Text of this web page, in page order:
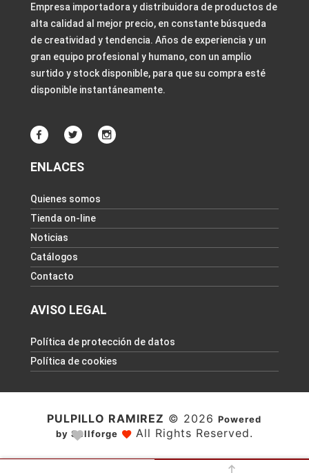
Empresa importadora y distribuidora de productos de
alta calidad al mejor precio, en constante búsqueda
de creatividad y tendencia. Años de experiencia y un
gran equipo profesional y humano, con un amplio
surtido y stock disponible, para que su compra esté
disponible instantáneamente.
ENLACES
Quienes somos
Tienda on-line
Noticias
Catálogos
Contacto
AVISO LEGAL
Política de protección de datos
Política de cookies
PULPILLO RAMIREZ © 2026Powered
by Sellforge
All Rights Reserved.